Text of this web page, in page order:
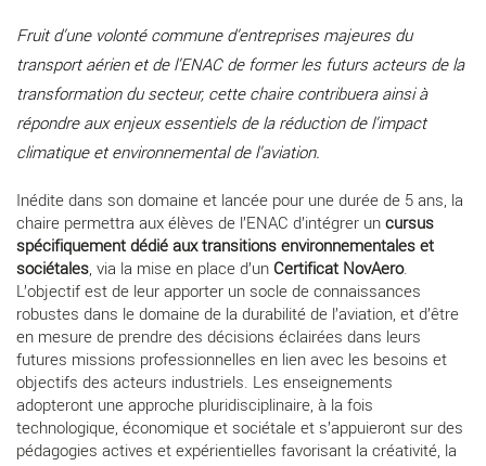
Fruit d’une volonté commune d’entreprises majeures du
transport aérien et de l’ENAC de former les futurs acteurs de la
transformation du secteur, cette chaire contribuera ainsi à
répondre aux enjeux essentiels de la réduction de l’impact
climatique et environnemental de l’aviation.
Inédite dans son domaine et lancée pour une durée de 5 ans, la
chaire permettra aux élèves de l’ENAC d’intégrer un cursus
spécifiquement dédié aux transitions environnementales et
sociétales , via la mise en place d’un Certificat NovAero.
L’objectif est de leur apporter un socle de connaissances
robustes dans le domaine de la durabilité de l’aviation, et d’être
en mesure de prendre des décisions éclairées dans leurs
futures missions professionnelles en lien avec les besoins et
objectifs des acteurs industriels. Les enseignements
adopteront une approche pluridisciplinaire, à la fois
technologique, économique et sociétale et s’appuieront sur des
pédagogies actives et expérientielles favorisant la créativité, la